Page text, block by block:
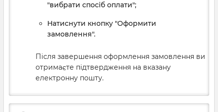
"вибрати спосіб оплати";
Натиснути кнопку "Оформити
замовлення".
Після завершення оформлення замовлення ви
отримаєте підтвердження на вказану
електронну пошту.